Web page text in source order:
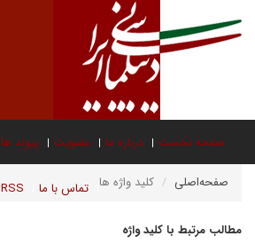
صفحه نخست درباره ما عضویت پیوند ها
تماس با ما RSS صفحه‌اصلی کلید واژه ها
مطالب مرتبط با کلید واژه